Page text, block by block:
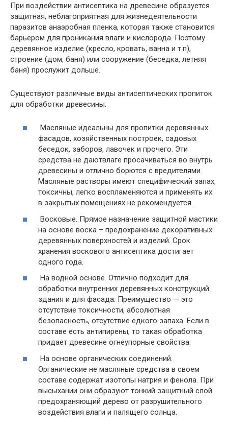
При воздействии антисептика на древесине образуется
защитная, неблагоприятная для жизнедеятельности
паразитов анаэробная пленка, которая также становится
барьером для проникания влаги и кислорода. Поэтому
деревянное изделие (кресло, кровать, ванна и т.п),
строение (дом, баня) или сооружение (беседка, летняя
баня) прослужит дольше.
Существуют различные виды антисептических пропиток
для обработки древесины:
Масляные идеальны для пропитки деревянных
фасадов, хозяйственных построек, садовых
беседок, заборов, лавочек и прочего. Эти
средства не даютвлаге просачиваться во внутрь
древесины и отлично борются с вредителями.
Масляные растворы имеют специфический запах,
токсичны, легко воспламеняются и применять их
в закрытых помещениях не рекомендуется.
Восковые. Прямое назначение защитной мастики
на основе воска – предохранение декоративных
деревянных поверхностей и изделий. Срок
хранения воскового антисептика достигает
одного года.
На водной основе. Отлично подходит для
обработки внутренних деревянных конструкций
здания и для фасада. Преимущество — это
отсутствие токсичности, абсолютная
безопасность, отсутствие едкого запаха. Если в
составе есть антипирены, то такая обработка
придает древесине огнеупорные свойства.
На основе органических соединений.
Органические не масляные средства в своем
составе содержат изотопы натрия и фенола. При
высыхании они образуют тонкий защитный слой
предохраняющий дерево от разрушительного
воздействия влаги и палящего солнца.